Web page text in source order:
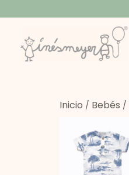
Inicio / Bebés /